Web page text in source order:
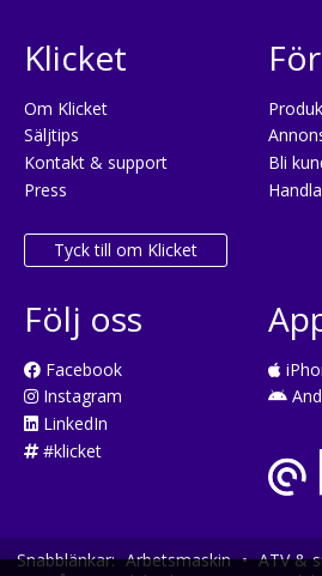
Klicket
Om Klicket
Säljtips
Kontakt & support
Press
Tyck till om Klicket
Bli
Följ oss
Facebook
Instagram
LinkedIn
#klicket
Snabblänkar: Arbetsmaskin • ATV &